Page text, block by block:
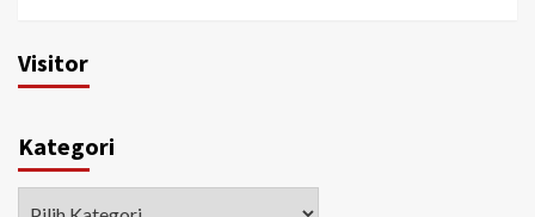
Visitor
Kategori